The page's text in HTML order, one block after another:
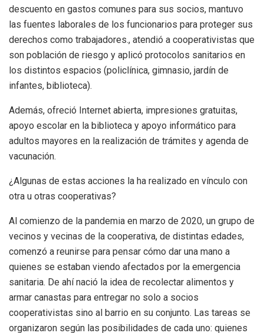
descuento en gastos comunes para sus socios, mantuvo
las fuentes laborales de los funcionarios para proteger sus
derechos como trabajadores., atendió a cooperativistas que
son población de riesgo y aplicó protocolos sanitarios en
los distintos espacios (policlínica, gimnasio, jardín de
infantes, biblioteca).
Además, ofreció Internet abierta, impresiones gratuitas,
apoyo escolar en la biblioteca y apoyo informático para
adultos mayores en la realización de trámites y agenda de
vacunación.
¿Algunas de estas acciones la ha realizado en vínculo con
otra u otras cooperativas?
Al comienzo de la pandemia en marzo de 2020, un grupo de
vecinos y vecinas de la cooperativa, de distintas edades,
comenzó a reunirse para pensar cómo dar una mano a
quienes se estaban viendo afectados por la emergencia
sanitaria. De ahí nació la idea de recolectar alimentos y
armar canastas para entregar no solo a socios
cooperativistas sino al barrio en su conjunto. Las tareas se
organizaron según las posibilidades de cada uno: quienes